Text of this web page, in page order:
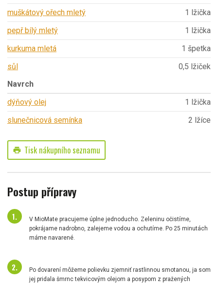
muškátový ořech mletý
1 lžička
pepř bílý mletý
1 lžička
kurkuma mletá
1 špetka
sůl
0,5 lžiček
Navrch
dýňový olej
1 lžička
slunečnicová semínka
2 lžíce
print Tisk nákupního seznamu
Postup přípravy
V MioMate pracujeme úplne jednoducho. Zeleninu očistíme,
pokrájame nadrobno, zalejeme vodou a ochutíme. Po 25 minutách
máme navarené.
Po dovarení môžeme polievku zjemniť rastlinnou smotanou, ja som
jej pridala šmrnc tekvicovým olejom a posypom z pražených